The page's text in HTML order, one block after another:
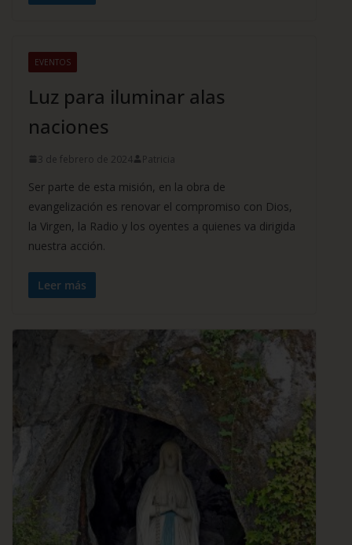
EVENTOS
Luz para iluminar alas
naciones
3 de febrero de 2024 Patricia
Ser parte de esta misión, en la obra de
evangelización es renovar el compromiso con Dios,
la Virgen, la Radio y los oyentes a quienes va dirigida
nuestra acción.
Leer más